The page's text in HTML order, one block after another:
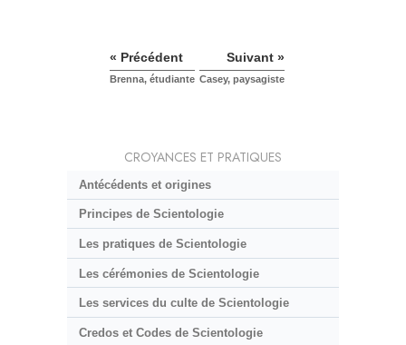
« Précédent
Brenna, étudiante
Suivant »
Casey, paysagiste
CROYANCES ET PRATIQUES
Antécédents et origines
Principes de Scientologie
Les pratiques de Scientologie
Les cérémonies de Scientologie
Les services du culte de Scientologie
Credos et Codes de Scientologie